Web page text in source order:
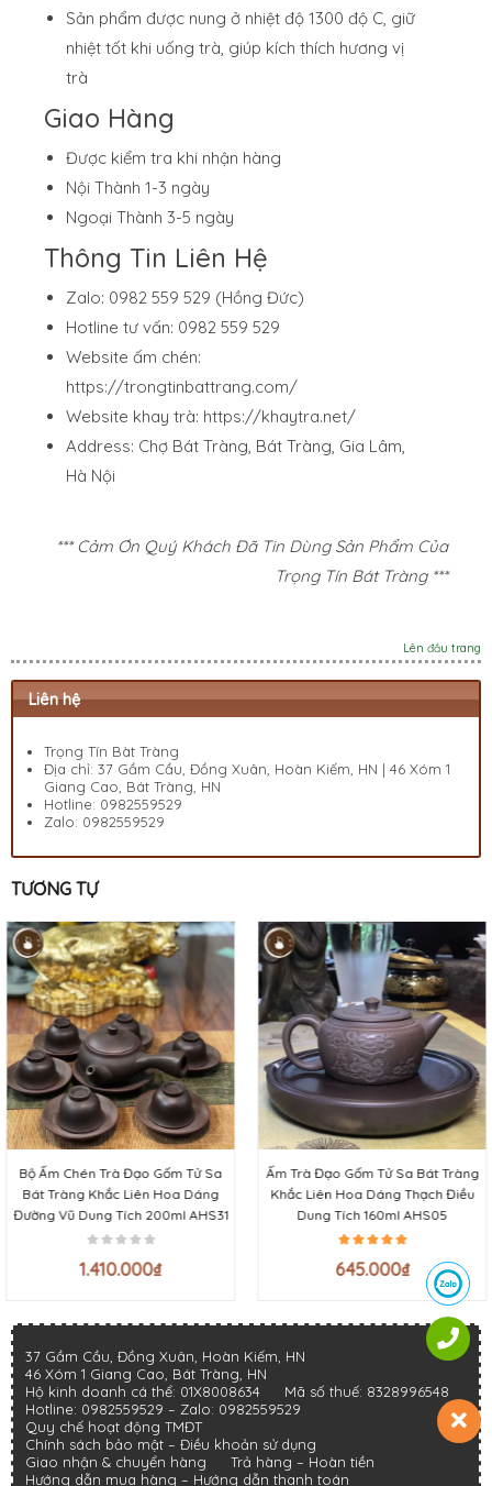
Sản phẩm được nung ở nhiệt độ 1300 độ C, giữ
nhiệt tốt khi uống trà, giúp kích thích hương vị
trà
Giao Hàng
Được kiểm tra khi nhận hàng
Nội Thành 1-3 ngày
Ngoại Thành 3-5 ngày
Thông Tin Liên Hệ
Zalo: 0982 559 529 (Hồng Đức)
Hotline tư vấn: 0982 559 529
Website ấm chén:
https://trongtinbattrang.com/
Website khay trà: https://khaytra.net/
Address: Chợ Bát Tràng, Bát Tràng, Gia Lâm,
Hà Nội
*** Cảm Ơn Quý Khách Đã Tin Dùng Sản Phẩm Của
Trọng Tín Bát Tràng ***
Lên đầu trang
Liên hệ
Trọng Tín Bàt Tràng
Địa chỉ: 37 Gầm Cầu, Đồng Xuân, Hoàn Kiếm, HN | 46 Xóm 1
Giang Cao, Bát Tràng, HN
Hotline: 0982559529
Zalo: 0982559529
TƯƠNG TỰ
Bộ Ấm Chén Trà Đạo Gốm Tử Sa
Bát Tràng Khắc Liên Hoa Dáng
Đường Vũ Dung Tích 200ml AHS31
1.410.000₫
Ấm Trà Đạo Gốm Tử Sa Bát Tràng
Khắc Liên Hoa Dáng Thạch Điều
Dung Tích 160ml AHS05
645.000₫
37 Gầm Cầu, Đồng Xuân, Hoàn Kiếm, HN
46 Xóm 1 Giang Cao, Bát Tràng, HN
Hộ kinh doanh cá thể: 01X8008634
Mã số thuế: 8328996548
Hotline: 0982559529 – Zalo: 0982559529
Quy chế hoạt động TMĐT
Chính sách bảo mật – Điều khoản sử dụng
Giao nhận & chuyển hàng
Trả hàng – Hoàn tiền
Hướng dẫn mua hàng – Hướng dẫn thanh toán